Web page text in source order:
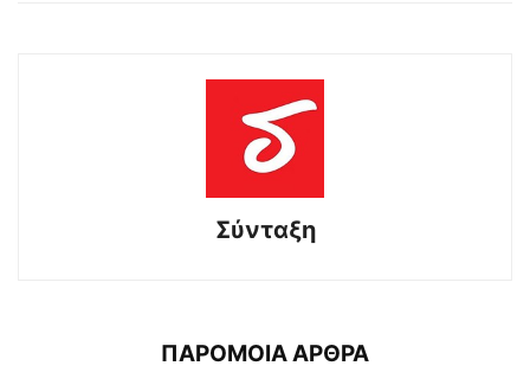
Σύνταξη
ΠΑΡΟΜΟΙΑ ΑΡΘΡΑ